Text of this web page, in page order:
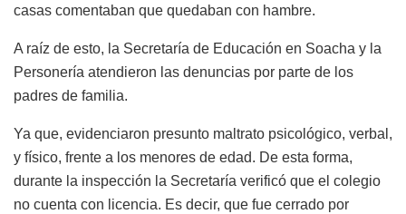
casas comentaban que quedaban con hambre.
A raíz de esto, la Secretaría de Educación en Soacha y la
Personería atendieron las denuncias por parte de los
padres de familia.
Ya que, evidenciaron presunto maltrato psicológico, verbal,
y físico, frente a los menores de edad. De esta forma,
durante la inspección la Secretaría verificó que el colegio
no cuenta con licencia. Es decir, que fue cerrado por